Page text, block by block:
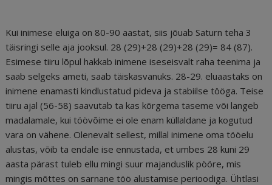
Kui inimese eluiga on 80-90 aastat, siis jõuab Saturn teha 3
täisringi selle aja jooksul. 28 (29)+28 (29)+28 (29)= 84 (87).
Esimese tiiru lõpul hakkab inimene iseseisvalt raha teenima ja
saab selgeks ameti, saab täiskasvanuks. 28-29. eluaastaks on
inimene enamasti kindlustatud pideva ja stabiilse tööga. Teise
tiiru ajal (56-58) saavutab ta kas kõrgema taseme või langeb
madalamale, kui töövõime ei ole enam küllaldane ja kogutud
vara on vähene. Olenevalt sellest, millal inimene oma tööelu
alustas, võib ta endale ise ennustada, et umbes 28 kuni 29
aasta pärast tuleb ellu mingi suur majanduslik pööre, mis
mingis mõttes on sarnane töö alustamise perioodiga. Ühtlasi